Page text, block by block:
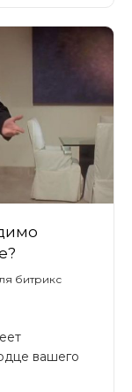
битрикс
вашего